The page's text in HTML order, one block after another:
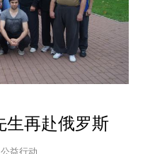
生再赴俄罗斯
公益行动